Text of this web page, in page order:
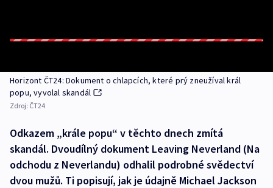
Horizont ČT24: Dokument o chlapcích, které prý zneužíval král
popu, vyvolal skandál
Zdroj: ČT24
Odkazem „krále popu“ v těchto dnech zmítá
skandál. Dvoudílný dokument Leaving Neverland (Na
odchodu z Neverlandu) odhalil podrobné svědectví
dvou mužů. Ti popisují, jak je údajně Michael Jackson